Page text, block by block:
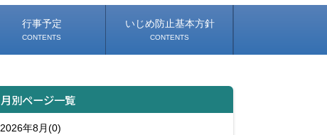
行事予定
CONTENTS
いじめ防止基本方針
CONTENTS
月別ページ一覧
2026年8月(0)